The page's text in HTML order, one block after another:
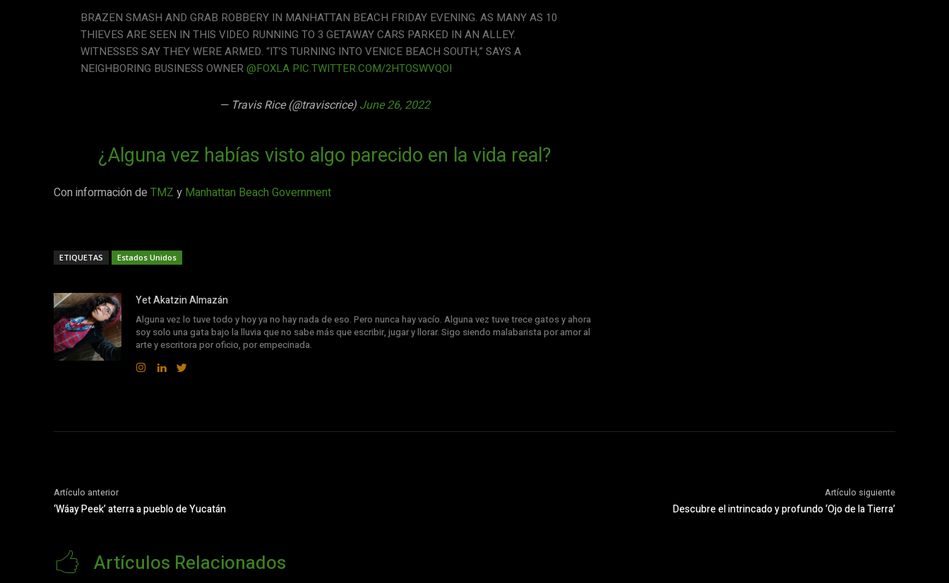
BRAZEN SMASH AND GRAB ROBBERY IN MANHATTAN BEACH FRIDAY EVENING. AS MANY AS 10
THIEVES ARE SEEN IN THIS VIDEO RUNNING TO 3 GETAWAY CARS PARKED IN AN ALLEY.
WITNESSES SAY THEY WERE ARMED. “IT’S TURNING INTO VENICE BEACH SOUTH,” SAYS A
NEIGHBORING BUSINESS OWNER@FOXLA PIC.TWITTER.COM/2HTOSWVQOI
— Travis Rice (@traviscrice) June 26, 2022
¿Alguna vez habías visto algo parecido en la vida real?
Con información de TMZ y Manhattan Beach Government
ETIQUETAS Estados Unidos
Yet Akatzin Almazán
Alguna vez lo tuve todo y hoy ya no hay nada de eso. Pero nunca hay vacío. Alguna vez tuve trece gatos y ahora
soy solo una gata bajo la lluvia que no sabe más que escribir, jugar y llorar. Sigo siendo malabarista por amor al
arte y escritora por oficio, por empecinada.
Artículo anterior
‘Wáay Peek’ aterra a pueblo de Yucatán
Artículo siguiente
Descubre el intrincado y profundo ‘Ojo de la Tierra’
Artículos Relacionados